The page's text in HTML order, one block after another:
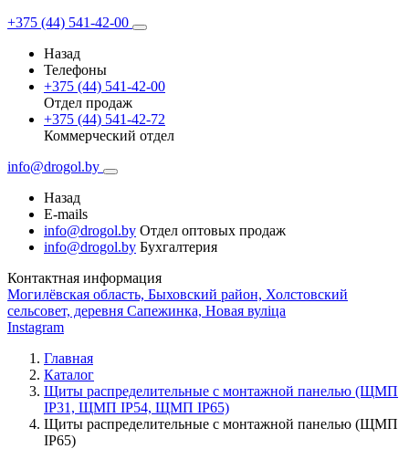
+375 (44) 541-42-00
Назад
Телефоны
+375 (44) 541-42-00
Отдел продаж
+375 (44) 541-42-72
Коммерческий отдел
info@drogol.by
Назад
E-mails
info@drogol.by Отдел оптовых продаж
info@drogol.by Бухгалтерия
Контактная информация
Могилёвская область, Быховский район, Холстовский
сельсовет, деревня Сапежинка, Новая вуліца
Instagram
Главная
Каталог
Щиты распределительные с монтажной панелью (ЩМП
IP31, ЩМП IP54, ЩМП IP65)
Щиты распределительные с монтажной панелью (ЩМП
IP65)